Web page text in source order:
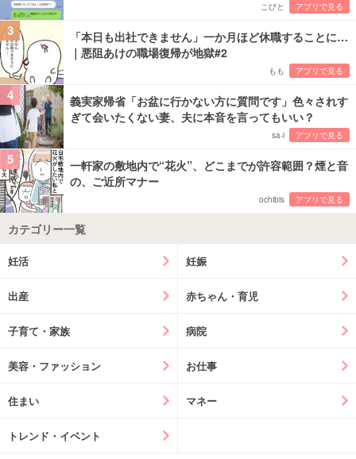
こびと アプリで見る
3
「本日も出社できません」一か月ほど休職することに…
｜悪阻あけの職場復帰が地獄#2
もも アプリで見る
4
義実家帰省「お盆に行かない方に質問です」色々されす
ぎて会いたくない妻、夫に本音を言ってもいい？
sa-i アプリで見る
5
一軒家の敷地内で“花火”、どこまでが許容範囲？煙と音
の、ご近所マナー
ochibis アプリで見る
カテゴリー一覧
妊活 妊娠
出産 赤ちゃん・育児
子育て・家族 病院
美容・ファッション お仕事
住まい マネー
トレンド・イベント